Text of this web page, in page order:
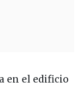
en el edificio